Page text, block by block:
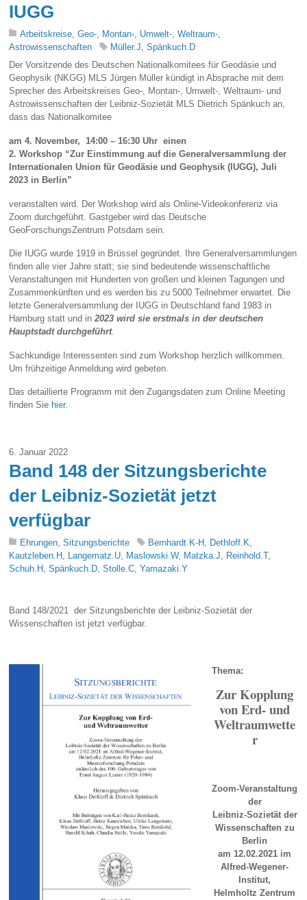
IUGG
Arbeitskreise,Geo-, Montan-, Umwelt-, Weltraum-,
Astrowissenschaften
Müller.J,Spänkuch.D
Der Vorsitzende des Deutschen Nationalkomitees für Geodäsie und
Geophysik (NKGG) MLS Jürgen Müller kündigt in Absprache mit dem
Sprecher des Arbeitskreises Geo-, Montan-, Umwelt-, Weltraum- und
Astrowissenschaften der Leibniz-Sozietät MLS Dietrich Spänkuch an,
dass das Nationalkomitee
am 4. November, 14:00 – 16:30 Uhr einen
2. Workshop “Zur Einstimmung auf die Generalversammlung der
Internationalen Union für Geodäsie und Geophysik (IUGG), Juli
2023 in Berlin”
veranstalten wird. Der Workshop wird als Online-Videokonferenz via
Zoom durchgeführt. Gastgeber wird das Deutsche
GeoForschungsZentrum Potsdam sein.
Die IUGG wurde 1919 in Brüssel gegründet. Ihre Generalversammlungen
finden alle vier Jahre statt; sie sind bedeutende wissenschaftliche
Veranstaltungen mit Hunderten von großen und kleinen Tagungen und
Zusammenkünften und es werden bis zu 5000 Teilnehmer erwartet. Die
letzte Generalversammlung der IUGG in Deutschland fand 1983 in
Hamburg statt und in2023 wird sie erstmals in der deutschen
Hauptstadt durchgeführt.
Sachkundige Interessenten sind zum Workshop herzlich willkommen.
Um frühzeitige Anmeldung wird gebeten.
Das detaillierte Programm mit den Zugangsdaten zum Online Meeting
finden Sie hier.
6. Januar 2022
Band 148 der Sitzungsberichte
der Leibniz-Sozietät jetzt
verfügbar
Ehrungen,Sitzungsberichte Bernhardt.K-H , Dethloff.K,
Kautzleben.H , Langematz.U, Maslowski.W, Matzka.J, Reinhold.T,
Schuh.H ,Spänkuch.D,Stolle.C,Yamazaki.Y
Band 148/2021 der Sitzungsberichte der Leibniz-Sozietät der
Wissenschaften ist jetzt verfügbar.
Thema:
Zur Kopplung
von Erd- und
Weltraumwette
r
Zoom-Veranstaltung
der
Leibniz-Sozietät der
Wissenschaften zu
Berlin
am 12.02.2021 im
Alfred-Wegener-
Institut,
Helmholtz Zentrum